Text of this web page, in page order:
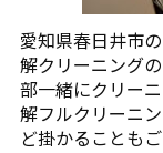
愛知県春日井市
解クリーニング
部一緒にクリー
解フルクリーニ
ど掛かることも